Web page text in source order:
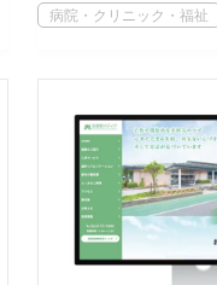
病院・クリニック・福祉